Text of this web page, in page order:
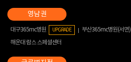
대구365mc병원 UPGRADE 부산365mc병원(서면)
해운대 람스 스페셜센터